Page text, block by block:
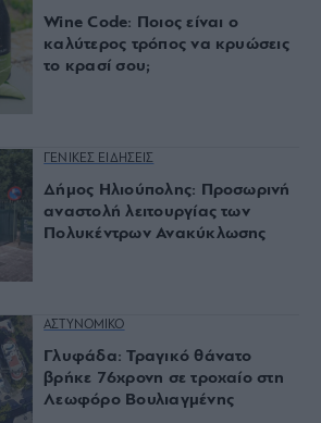
Wine Code: Ποιος είναι ο
καλύτερος τρόπος να κρυώσεις
το κρασί σου;
ΓΕΝΙΚΕΣ ΕΙΔΗΣΕΙΣ
Δήμος Ηλιούπολης: Προσωρινή
αναστολή λειτουργίας των
Πολυκέντρων Ανακύκλωσης
ΑΣΤΥΝΟΜΙΚΟ
Γλυφάδα: Τραγικό θάνατο
βρήκε 76χρονη σε τροχαίο στη
Λεωφόρο Βουλιαγμένης